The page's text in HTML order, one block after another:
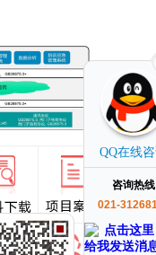
1 2 3
QQ在线
咨询热线
021-